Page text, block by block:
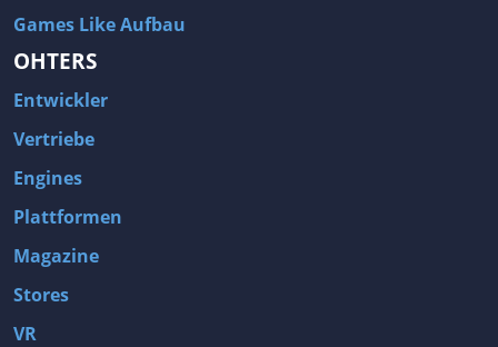
Games Like Aufbau
OHTERS
Entwickler
Vertriebe
Engines
Plattformen
Magazine
Stores
VR